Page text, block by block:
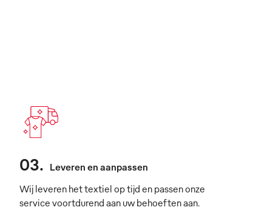
03. Leveren en aanpassen
Wij leveren het textiel op tijd en passen onze
service voortdurend aan uw behoeften aan.